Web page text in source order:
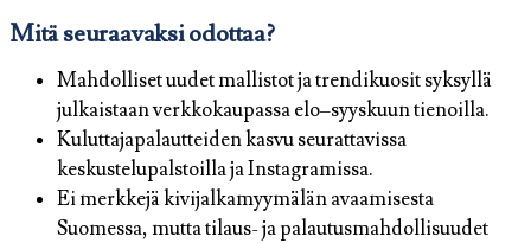
Mitä seuraavaksi odottaa?
Mahdolliset uudet mallistot ja trendikuosit syksyllä
julkaistaan verkkokaupassa elo–syyskuun tienoilla.
Kuluttajapalautteiden kasvu seurattavissa
keskustelupalstoilla ja Instagramissa.
Ei merkkejä kivijalkamyymälän avaamisesta
Suomessa, mutta tilaus- ja palautusmahdollisuudet